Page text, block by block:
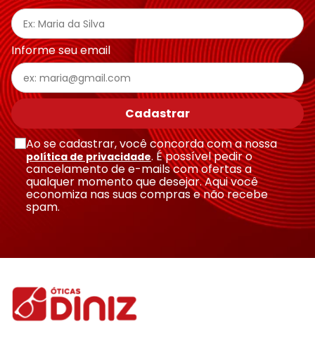
Informe seu email
Cadastrar
Ao se cadastrar, você concorda com a nossa
política de privacidade. É possível pedir o
cancelamento de e-mails com ofertas a
qualquer momento que desejar. Aqui você
economiza nas suas compras e não recebe
spam.